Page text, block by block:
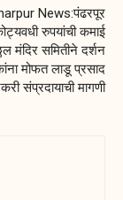
News:पंढरपूर
रुपयांची कमाई
मंदिर समितीने दर्शन
मोफत लाडू प्रसाद
संप्रदायाची मागणी